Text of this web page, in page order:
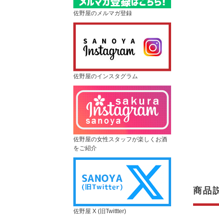
佐野屋のメルマガ登録
佐野屋のインスタグラム
佐野屋の女性スタッフが楽しくお酒
をご紹介
佐野屋 X (旧Twittter)
商品